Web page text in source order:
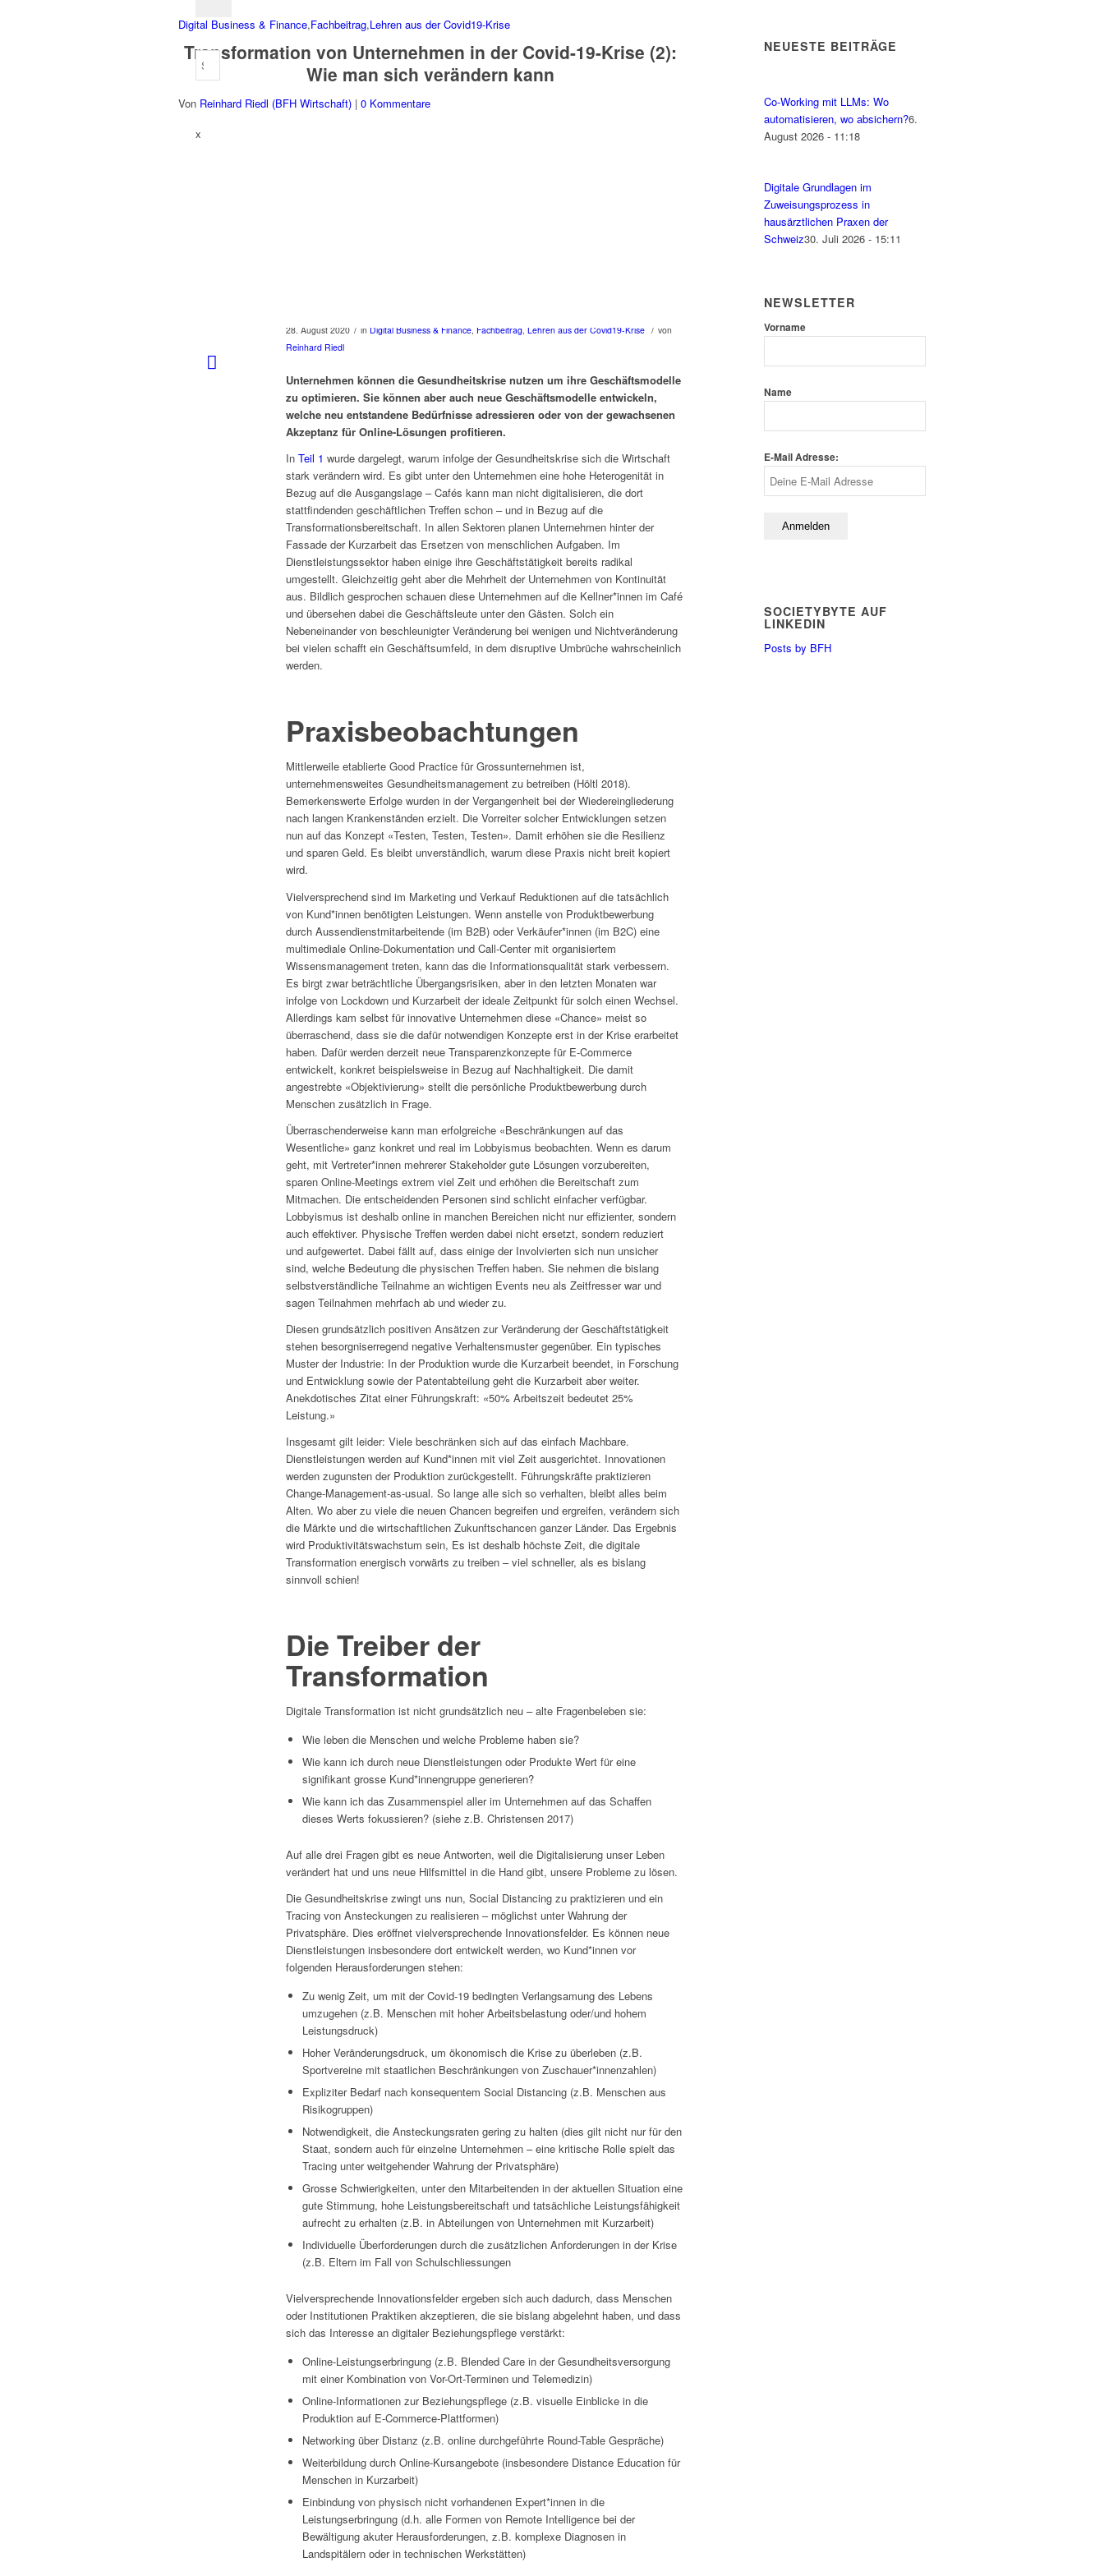
x
Digital Business & Finance,Fachbeitrag,Lehren aus der Covid19-Krise
Transformation von Unternehmen in der Covid-19-Krise (2):
Wie man sich verändern kann
Von Reinhard Riedl (BFH Wirtschaft) | 0 Kommentare
28. August 2020 / in Digital Business & Finance, Fachbeitrag, Lehren aus der Covid19-Krise / von
Reinhard Riedl
Unternehmen können die Gesundheitskrise nutzen um ihre Geschäftsmodelle
zu optimieren. Sie können aber auch neue Geschäftsmodelle entwickeln,
welche neu entstandene Bedürfnisse adressieren oder von der gewachsenen
Akzeptanz für Online-Lösungen profitieren.
In Teil 1 wurde dargelegt, warum infolge der Gesundheitskrise sich die Wirtschaft
stark verändern wird. Es gibt unter den Unternehmen eine hohe Heterogenität in
Bezug auf die Ausgangslage – Cafés kann man nicht digitalisieren, die dort
stattfindenden geschäftlichen Treffen schon – und in Bezug auf die
Transformationsbereitschaft. In allen Sektoren planen Unternehmen hinter der
Fassade der Kurzarbeit das Ersetzen von menschlichen Aufgaben. Im
Dienstleistungssektor haben einige ihre Geschäftstätigkeit bereits radikal
umgestellt. Gleichzeitig geht aber die Mehrheit der Unternehmen von Kontinuität
aus. Bildlich gesprochen schauen diese Unternehmen auf die Kellner*innen im Café
und übersehen dabei die Geschäftsleute unter den Gästen. Solch ein
Nebeneinander von beschleunigter Veränderung bei wenigen und Nichtveränderung
bei vielen schafft ein Geschäftsumfeld, in dem disruptive Umbrüche wahrscheinlich
werden.
Praxisbeobachtungen
Mittlerweile etablierte Good Practice für Grossunternehmen ist,
unternehmensweites Gesundheitsmanagement zu betreiben (Höltl 2018).
Bemerkenswerte Erfolge wurden in der Vergangenheit bei der Wiedereingliederung
nach langen Krankenständen erzielt. Die Vorreiter solcher Entwicklungen setzen
nun auf das Konzept «Testen, Testen, Testen». Damit erhöhen sie die Resilienz
und sparen Geld. Es bleibt unverständlich, warum diese Praxis nicht breit kopiert
wird.
Vielversprechend sind im Marketing und Verkauf Reduktionen auf die tatsächlich
von Kund*innen benötigten Leistungen. Wenn anstelle von Produktbewerbung
durch Aussendienstmitarbeitende (im B2B) oder Verkäufer*innen (im B2C) eine
multimediale Online-Dokumentation und Call-Center mit organisiertem
Wissensmanagement treten, kann das die Informationsqualität stark verbessern.
Es birgt zwar beträchtliche Übergangsrisiken, aber in den letzten Monaten war
infolge von Lockdown und Kurzarbeit der ideale Zeitpunkt für solch einen Wechsel.
Allerdings kam selbst für innovative Unternehmen diese «Chance» meist so
überraschend, dass sie die dafür notwendigen Konzepte erst in der Krise erarbeitet
haben. Dafür werden derzeit neue Transparenzkonzepte für E-Commerce
entwickelt, konkret beispielsweise in Bezug auf Nachhaltigkeit. Die damit
angestrebte «Objektivierung» stellt die persönliche Produktbewerbung durch
Menschen zusätzlich in Frage.
Überraschenderweise kann man erfolgreiche «Beschränkungen auf das
Wesentliche» ganz konkret und real im Lobbyismus beobachten. Wenn es darum
geht, mit Vertreter*innen mehrerer Stakeholder gute Lösungen vorzubereiten,
sparen Online-Meetings extrem viel Zeit und erhöhen die Bereitschaft zum
Mitmachen. Die entscheidenden Personen sind schlicht einfacher verfügbar.
Lobbyismus ist deshalb online in manchen Bereichen nicht nur effizienter, sondern
auch effektiver. Physische Treffen werden dabei nicht ersetzt, sondern reduziert
und aufgewertet. Dabei fällt auf, dass einige der Involvierten sich nun unsicher
sind, welche Bedeutung die physischen Treffen haben. Sie nehmen die bislang
selbstverständliche Teilnahme an wichtigen Events neu als Zeitfresser war und
sagen Teilnahmen mehrfach ab und wieder zu.
Diesen grundsätzlich positiven Ansätzen zur Veränderung der Geschäftstätigkeit
stehen besorgniserregend negative Verhaltensmuster gegenüber. Ein typisches
Muster der Industrie: In der Produktion wurde die Kurzarbeit beendet, in Forschung
und Entwicklung sowie der Patentabteilung geht die Kurzarbeit aber weiter.
Anekdotisches Zitat einer Führungskraft: «50% Arbeitszeit bedeutet 25%
Leistung.»
Insgesamt gilt leider: Viele beschränken sich auf das einfach Machbare.
Dienstleistungen werden auf Kund*innen mit viel Zeit ausgerichtet. Innovationen
werden zugunsten der Produktion zurückgestellt. Führungskräfte praktizieren
Change-Management-as-usual. So lange alle sich so verhalten, bleibt alles beim
Alten. Wo aber zu viele die neuen Chancen begreifen und ergreifen, verändern sich
die Märkte und die wirtschaftlichen Zukunftschancen ganzer Länder. Das Ergebnis
wird Produktivitätswachstum sein, Es ist deshalb höchste Zeit, die digitale
Transformation energisch vorwärts zu treiben – viel schneller, als es bislang
sinnvoll schien!
Die Treiber der
Transformation
Digitale Transformation ist nicht grundsätzlich neu – alte Fragenbeleben sie:
Wie leben die Menschen und welche Probleme haben sie?
Wie kann ich durch neue Dienstleistungen oder Produkte Wert für eine
signifikant grosse Kund*innengruppe generieren?
Wie kann ich das Zusammenspiel aller im Unternehmen auf das Schaffen
dieses Werts fokussieren? (siehe z.B. Christensen 2017)
Auf alle drei Fragen gibt es neue Antworten, weil die Digitalisierung unser Leben
verändert hat und uns neue Hilfsmittel in die Hand gibt, unsere Probleme zu lösen.
Die Gesundheitskrise zwingt uns nun, Social Distancing zu praktizieren und ein
Tracing von Ansteckungen zu realisieren – möglichst unter Wahrung der
Privatsphäre. Dies eröffnet vielversprechende Innovationsfelder. Es können neue
Dienstleistungen insbesondere dort entwickelt werden, wo Kund*innen vor
folgenden Herausforderungen stehen:
Zu wenig Zeit, um mit der Covid-19 bedingten Verlangsamung des Lebens
umzugehen (z.B. Menschen mit hoher Arbeitsbelastung oder/und hohem
Leistungsdruck)
Hoher Veränderungsdruck, um ökonomisch die Krise zu überleben (z.B.
Sportvereine mit staatlichen Beschränkungen von Zuschauer*innenzahlen)
Expliziter Bedarf nach konsequentem Social Distancing (z.B. Menschen aus
Risikogruppen)
Notwendigkeit, die Ansteckungsraten gering zu halten (dies gilt nicht nur für den
Staat, sondern auch für einzelne Unternehmen – eine kritische Rolle spielt das
Tracing unter weitgehender Wahrung der Privatsphäre)
Grosse Schwierigkeiten, unter den Mitarbeitenden in der aktuellen Situation eine
gute Stimmung, hohe Leistungsbereitschaft und tatsächliche Leistungsfähigkeit
aufrecht zu erhalten (z.B. in Abteilungen von Unternehmen mit Kurzarbeit)
Individuelle Überforderungen durch die zusätzlichen Anforderungen in der Krise
(z.B. Eltern im Fall von Schulschliessungen
Vielversprechende Innovationsfelder ergeben sich auch dadurch, dass Menschen
oder Institutionen Praktiken akzeptieren, die sie bislang abgelehnt haben, und dass
sich das Interesse an digitaler Beziehungspflege verstärkt:
Online-Leistungserbringung (z.B. Blended Care in der Gesundheitsversorgung
mit einer Kombination von Vor-Ort-Terminen und Telemedizin)
Online-Informationen zur Beziehungspflege (z.B. visuelle Einblicke in die
Produktion auf E-Commerce-Plattformen)
Networking über Distanz (z.B. online durchgeführte Round-Table Gespräche)
Weiterbildung durch Online-Kursangebote (insbesondere Distance Education für
Menschen in Kurzarbeit)
Einbindung von physisch nicht vorhandenen Expert*innen in die
Leistungserbringung (d.h. alle Formen von Remote Intelligence bei der
Bewältigung akuter Herausforderungen, z.B. komplexe Diagnosen in
Landspitälern oder in technischen Werkstätten)
NEUESTE BEITRÄGE
Co-Working mit LLMs: Wo
automatisieren, wo absichern?6.
August 2026 - 11:18
Digitale Grundlagen im
Zuweisungsprozess in
hausärztlichen Praxen der
Schweiz30. Juli 2026 - 15:11
NEWSLETTER
Vorname
Name
E-Mail Adresse:
SOCIETYBYTE AUF
LINKEDIN
Posts by BFH